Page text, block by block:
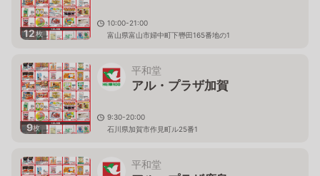
12枚
10:00-21:00
富山県富山市婦中町下轡田165番地の1
9枚
平和堂
アル・プラザ加賀
9:30-20:00
石川県加賀市作見町ル25番1
平和堂